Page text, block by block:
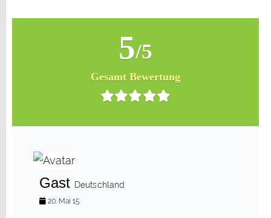
5/5
Gesamt Bewertung
Gast Deutschland
20. Mai 15